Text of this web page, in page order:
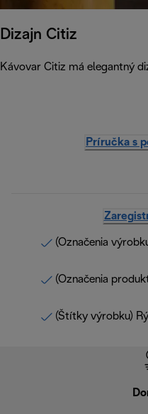
Dizajn Citiz
Kávovar Citiz má elegantný
Príručka s
(Označenia
(Označenia
(Štítky výrobku)